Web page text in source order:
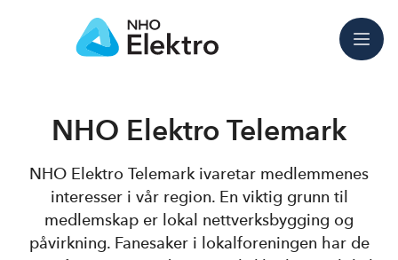
Meny
NHO Elektro Telemark
NHO Elektro Telemark ivaretar medlemmenes
interesser i vår region. En viktig grunn til
medlemskap er lokal nettverksbygging og
påvirkning. Fanesaker i lokalforeningen har de